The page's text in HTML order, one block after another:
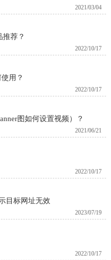
2021/03/04
荐？
2022/10/17
用？
2022/10/17
图如何设置视频）？
2021/06/21
2022/10/17
目标网址无效
2023/07/19
2022/10/17